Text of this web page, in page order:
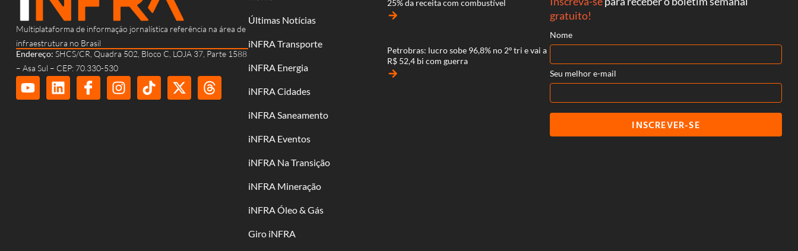
Multiplataforma de informação jornalística referência na área de
infraestrutura no Brasil
Endereço: SHCS/CR, Quadra 502, Bloco C, LOJA 37, Parte 1588
– Asa Sul – CEP: 70.330-530
Últimas Notícias
iNFRA Transporte
iNFRA Energia
iNFRA Cidades
iNFRA Saneamento
iNFRA Eventos
iNFRA Na Transição
iNFRA Mineração
iNFRA Óleo & Gás
Giro iNFRA
25% da receita com combustível
arrow_forward
Petrobras: lucro sobe 96,8% no 2º tri e vai a
R$ 52,4 bi com guerra
arrow_forward
gratuito!
Nome
Seu melhor e-mail
INSCREVER-SE